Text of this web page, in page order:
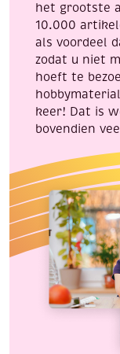
het grootste
10.000
als voordeel
zodat u niet
hoeft te
keer! Dat is
bovendien